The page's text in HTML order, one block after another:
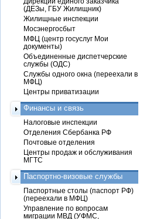
(ДЕЗы, ГБУ Жилищник)
Жилищные инспекции
Мосэнергосбыт
МФЦ (центр госуслуг Мои
документы)
Объединенные диспетчерские
службы (ОДС)
Службы одного окна (переехали в
МФЦ)
Центры приватизации
Финансы и связь
Налоговые инспекции
Отделения Сбербанка РФ
Почтовые отделения
Центры продаж и обслуживания
МГТС
Паспортно-визовые службы
Паспортные столы (паспорт РФ)
(переехали в МФЦ)
Управление по вопросам
миграции МВД (УФМС,